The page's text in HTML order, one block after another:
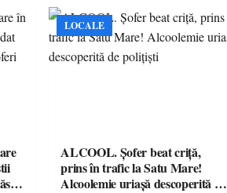
LOCALE
ALCOOL. Șofer beat criță,
prins în trafic la Satu Mare!
Alcoolemie uriașă descoperită de